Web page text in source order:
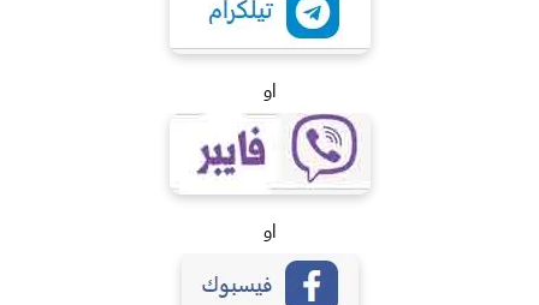
او
او